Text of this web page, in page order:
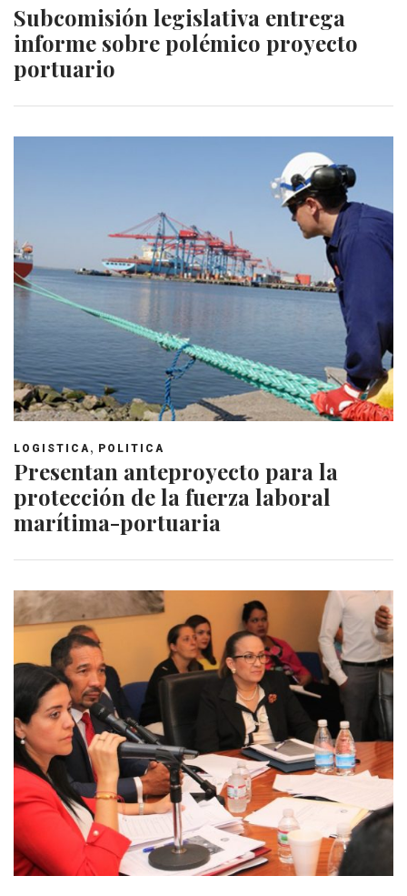
Subcomisión legislativa entrega
informe sobre polémico proyecto
portuario
LOGISTICA, POLITICA
Presentan anteproyecto para la
protección de la fuerza laboral
marítima-portuaria